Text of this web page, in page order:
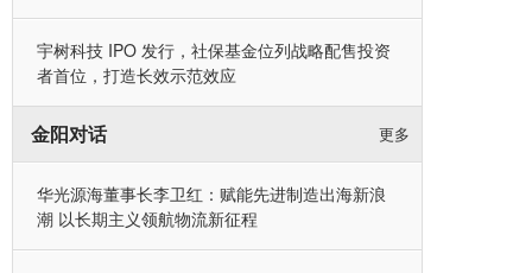
宇树科技 IPO 发行，社保基金位列战略配售投资
者首位，打造长效示范效应
金阳对话 更多
华光源海董事长李卫红：赋能先进制造出海新浪
潮 以长期主义领航物流新征程